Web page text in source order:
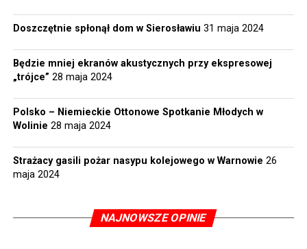
Doszczętnie spłonął dom w Sierosławiu 31 maja 2024
Będzie mniej ekranów akustycznych przy ekspresowej
„trójce” 28 maja 2024
Polsko – Niemieckie Ottonowe Spotkanie Młodych w
Wolinie 28 maja 2024
Strażacy gasili pożar nasypu kolejowego w Warnowie 26
maja 2024
NAJNOWSZE OPINIE